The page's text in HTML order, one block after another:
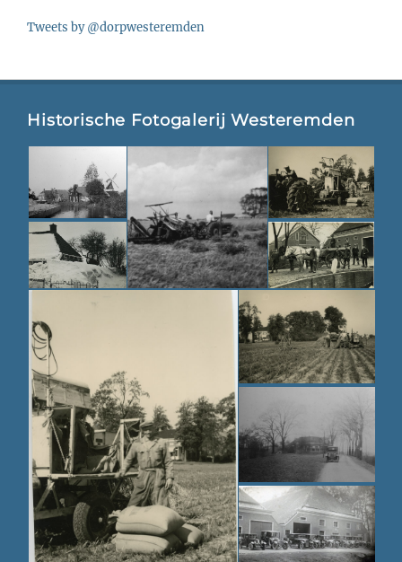
Tweets by @dorpwesteremden
Historische Fotogalerij Westeremden